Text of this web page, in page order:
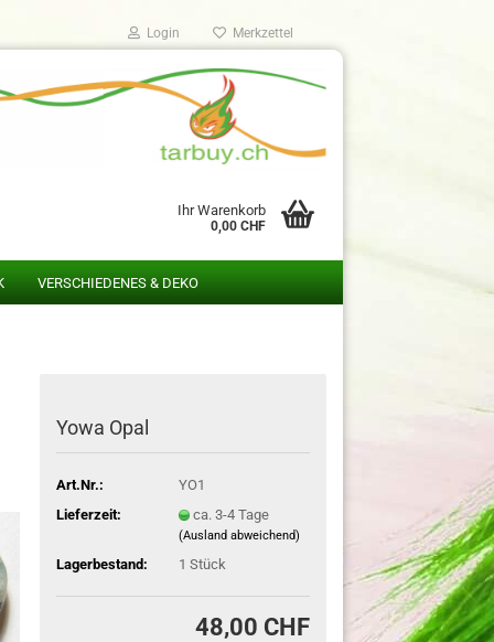
Login Merkzettel
Ihr Warenkorb
0,00 CHF
VERSCHIEDENES & DEKO
Yowa Opal
Art.Nr.:
YO1
Lieferzeit:
ca. 3-4 Tage
(Ausland abweichend)
Lagerbestand: 1 Stück
48,00 CHF